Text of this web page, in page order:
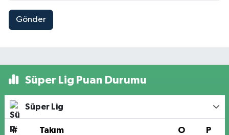
Gönder
Süper Lig Puan Durumu
Süper Lig
# Takım O P